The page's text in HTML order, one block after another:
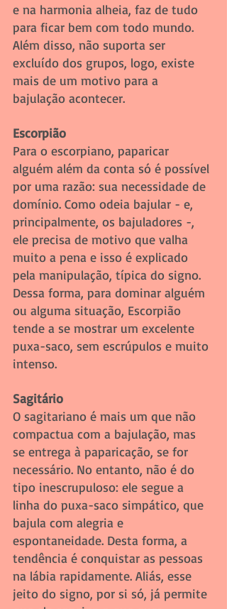
e na harmonia alheia, faz de tudo
para ficar bem com todo mundo.
Além disso, não suporta ser
excluído dos grupos, logo, existe
mais de um motivo para a
bajulação acontecer.
Escorpião
Para o escorpiano, paparicar
alguém além da conta só é possível
por uma razão: sua necessidade de
domínio. Como odeia bajular - e,
principalmente, os bajuladores -,
ele precisa de motivo que valha
muito a pena e isso é explicado
pela manipulação, típica do signo.
Dessa forma, para dominar alguém
ou alguma situação, Escorpião
tende a se mostrar um excelente
puxa-saco, sem escrúpulos e muito
intenso.
Sagitário
O sagitariano é mais um que não
compactua com a bajulação, mas
se entrega à paparicação, se for
necessário. No entanto, não é do
tipo inescrupuloso: ele segue a
linha do puxa-saco simpático, que
bajula com alegria e
espontaneidade. Desta forma, a
tendência é conquistar as pessoas
na lábia rapidamente. Aliás, esse
jeito do signo, por si só, já permite